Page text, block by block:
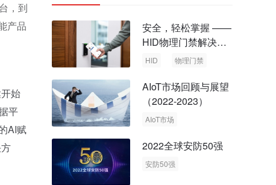
，到
产品
始
平
AI赋
安全，轻松掌握 ——
HID物理门禁解决方
案，启动智慧安全新
HID 物理门禁
AIoT市场回顾与展望
（2022-2023）
AIoT市场
2022全球安防50强
安防50强